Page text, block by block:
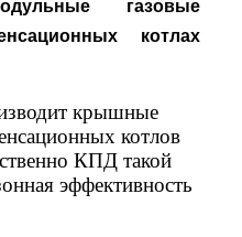
газовые
котлах
крышные
котлов
КПД такой
эффективность